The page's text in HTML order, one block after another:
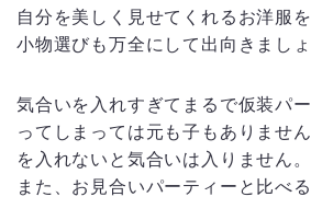
自分を美しく見せてくれるお洋服
小物選びも万全にして出向きましょ
気合いを入れすぎてまるで仮装パ
ってしまっては元も子もありませ
を入れないと気合いは入りません。
また、お見合いパーティーと比べ